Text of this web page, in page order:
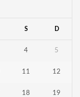
S D
4 5
11 12
18 19